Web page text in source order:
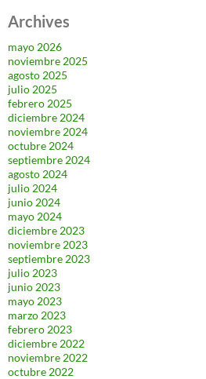
Archives
mayo 2026
noviembre 2025
agosto 2025
julio 2025
febrero 2025
diciembre 2024
noviembre 2024
octubre 2024
septiembre 2024
agosto 2024
julio 2024
junio 2024
mayo 2024
diciembre 2023
noviembre 2023
septiembre 2023
julio 2023
junio 2023
mayo 2023
marzo 2023
febrero 2023
diciembre 2022
noviembre 2022
octubre 2022